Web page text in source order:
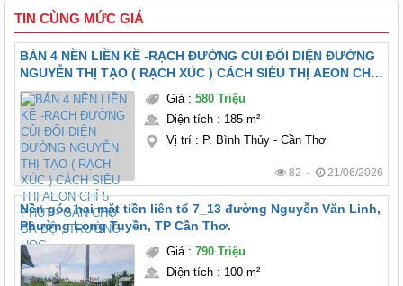
TIN CÙNG MỨC GIÁ
BÁN 4 NỀN LIỀN KỀ -RẠCH ĐƯỜNG CỦI ĐỐI DIỆN ĐƯỜNG
NGUYỄN THỊ TẠO ( RẠCH XÚC ) CÁCH SIÊU THỊ AEON CHỈ
5 PHÚT - GẦN CHỢ BÀ BỘ , TRƯỜNG HỌC
Giá: 580 Triệu
Diện tích: 185 m²
Vị trí: P. Bình Thủy - Cần Thơ
82 - 21/06/2026
Nền góc hai mặt tiền liên tổ 7_13 đường Nguyễn Văn Linh,
Phường Long Tuyền, TP Cần Thơ.
Giá: 790 Triệu
Diện tích: 100 m²